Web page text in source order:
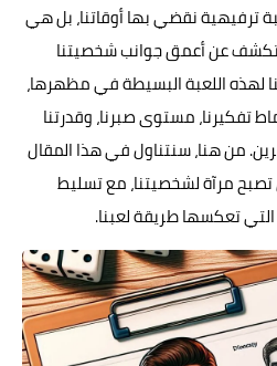
ترفيهية نقضي بها أوقاتنا، بل هي
تكشف عن أعمق جوانب شخصيتنا
لهذه اللعبة البسيطة في مظهرها،
تفكيرنا، مستوى صبرنا، وقدرتنا
من هنا، سنتناول في هذا المقال
مرآة لشخصيتنا، مع تسليط
تعكسها طريقة لعبنا.